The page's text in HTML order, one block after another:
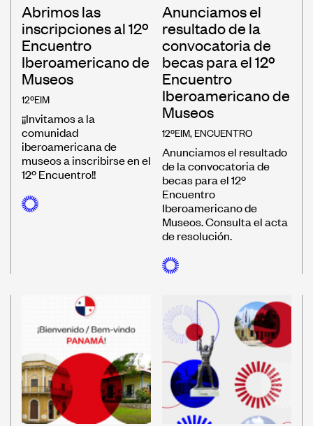
Abrimos las
inscripciones al 12º
Encuentro
Iberoamericano de
Museos
12ºEIM
¡¡Invitamos a la
comunidad
iberoamericana de
museos a inscribirse en el
12º Encuentro!!
Anunciamos el
resultado de la
convocatoria de
becas para el 12º
Encuentro
Iberoamericano de
Museos
12ºEIM, ENCUENTRO
Anunciamos el resultado
de la convocatoria de
becas para el 12º
Encuentro
Iberoamericano de
Museos. Consulta el acta
de resolución.